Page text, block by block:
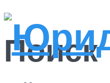
Поиск